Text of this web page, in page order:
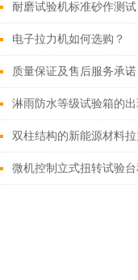
耐磨试验机标准砂作测试
电子拉力机如何选购？
质量保证及售后服务承诺